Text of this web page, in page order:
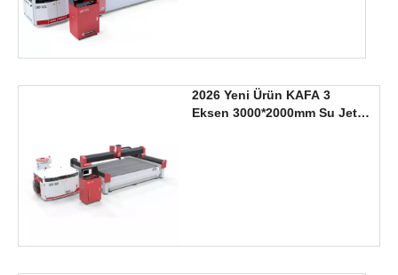
2026 Yeni Ürün KAFA 3
Eksen 3000*2000mm Su Jeti